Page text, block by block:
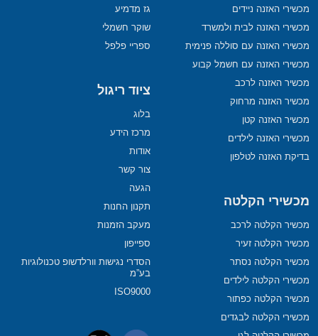
מכשירי האזנה ניידים
מכשירי האזנה לבית ולמשרד
מכשירי האזנה עם סוללה פנימית
מכשירי האזנה עם חשמל קבוע
מכשיר האזנה לרכב
מכשיר האזנה מרחוק
מכשיר האזנה קטן
מכשירי האזנה לילדים
בדיקת האזנה לטלפון
מכשירי הקלטה
מכשיר הקלטה לרכב
מכשיר הקלטה זעיר
מכשיר הקלטה נסתר
מכשירי הקלטה לילדים
מכשיר הקלטה כפתור
מכשירי הקלטה לבגדים
גז מדמיע
שוקר חשמלי
ספריי פלפל
ציוד ריגול
בלוג
מרכז הידע
אודות
צור קשר
הגעה
תקנון החנות
מעקב הזמנות
ספייפון
הסדרי נגישות וורלדשופ טכנולוגיות
בע”מ
ISO9000